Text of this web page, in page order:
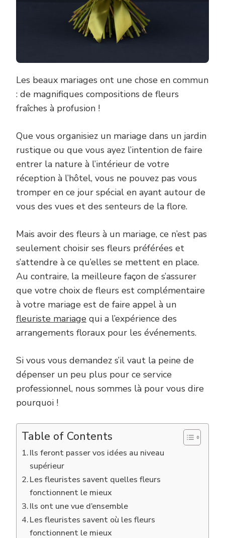
Les beaux mariages ont une chose en commun
: de magnifiques compositions de fleurs
fraîches à profusion !
Que vous organisiez un mariage dans un jardin
rustique ou que vous ayez l’intention de faire
entrer la nature à l’intérieur de votre
réception à l’hôtel, vous ne pouvez pas vous
tromper en ce jour spécial en ayant autour de
vous des vues et des senteurs de la flore.
Mais avoir des fleurs à un mariage, ce n’est pas
seulement choisir ses fleurs préférées et
s’attendre à ce qu’elles se mettent en place.
Au contraire, la meilleure façon de s’assurer
que votre choix de fleurs est complémentaire
à votre mariage est de faire appel à un
fleuriste mariage qui a l’expérience des
arrangements floraux pour les événements.
Si vous vous demandez s’il vaut la peine de
dépenser un peu plus pour ce service
professionnel, nous sommes là pour vous dire
pourquoi !
Table of Contents
Ils feront passer vos idées au niveau
supérieur
Les fleuristes savent quelles fleurs
fonctionnent le mieux
Ils ont une vue d’ensemble
Les fleuristes savent où les fleurs
fonctionnent le mieux